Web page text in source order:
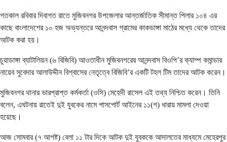
গতকাল রবিবার দিবাগত রাতে মুজিবনগর উপজেলার আন্তর্জাতিক সীমান্ত পিলার ১০৪ এর
কাছে বাংলাদেশের ১০ হজ অভ্যন্তরে আনন্দবাস গ্রামের কাকডাঙ্গা মাঠের মধ্যে থেকে তাদের
আটক করা হয়।
চুয়াডাঙ্গা ব্যাটালিয়ন (৬ বিজিবি) আওতাধীন মুজিবনগরের আনন্দবাস বিওপি’র ক্যাম্প কমান্ডার
নায়েব সুবেদার আলাউদ্দীন বিশ্বাসের নেতৃত্বে বিজিবি’র একটি টহল টিম তাদের আটক করেন।
মুজিবনগর থানার ভারপ্রাপ্ত কর্মকর্তা (ওসি) মেহেদী রাসেল এই তথ্য নিশ্চিত করেন। তিনি
বলেন, এঘটনায় রাতেই দুই যুবকের নামে পাসপোর্ট আইনের ১১(গ) ধারায় মামলা দেওয়া
হয়েছে।
আজ সোমবার (৭ আগষ্ট) বেলা ১১ টার দিকে আটক দুই যুবককে আদালতের মাধ্যমে মেহেরপুর